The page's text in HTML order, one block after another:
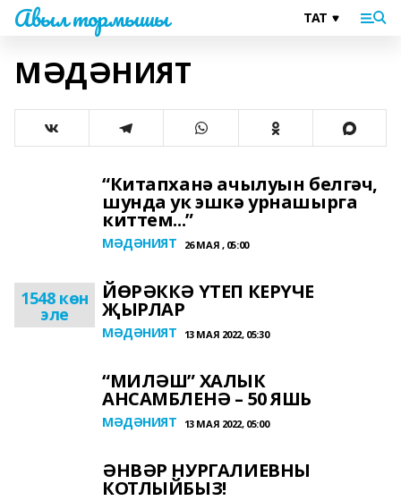
Авыл тормышы
МӘДӘНИЯТ
“Китапханә ачылуын белгәч,
шунда ук эшкә урнашырга
киттем...”
МӘДӘНИЯТ 26 МАЯ , 05:00
1548 көн
эле
ЙӨРӘККӘ ҮТЕП КЕРҮЧЕ
ҖЫРЛАР
МӘДӘНИЯТ 13 МАЯ 2022, 05:30
“МИЛӘШ” ХАЛЫК
АНСАМБЛЕНӘ – 50 ЯШЬ
МӘДӘНИЯТ 13 МАЯ 2022, 05:00
ӘНВӘР НУРГАЛИЕВНЫ
КОТЛЫЙБЫЗ!